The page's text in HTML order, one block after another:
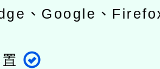
、Google、